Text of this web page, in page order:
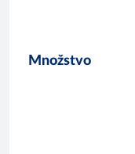
Množstvo